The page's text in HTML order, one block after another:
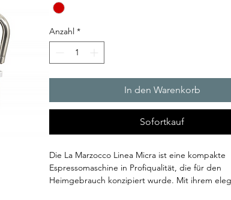
Anzahl *
In den Warenkorb
Sofortkauf
Die La Marzocco Linea Micra ist eine kompakte
Espressomaschine in Profiqualität, die für den
Heimgebrauch konzipiert wurde. Mit ihrem